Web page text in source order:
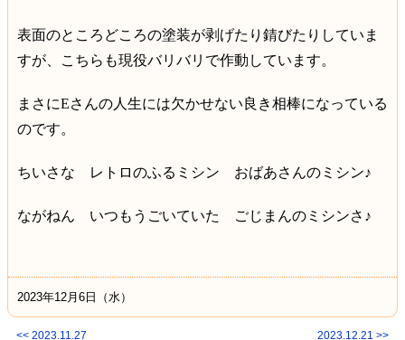
表面のところどころの塗装が剥げたり錆びたりしていま
すが、こちらも現役バリバリで作動しています。
まさにEさんの人生には欠かせない良き相棒になっている
のです。
ちいさな レトロのふるミシン おばあさんのミシン♪
ながねん いつもうごいていた ごじまんのミシンさ♪
2023年12月6日（水）
<< 2023.11.27 2023.12.21 >>